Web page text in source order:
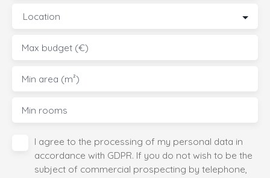
Location
Max budget (€)
Min area (m²)
Min rooms
I agree to the processing of my personal data in
accordance with GDPR. If you do not wish to be the
subject of commercial prospecting by telephone,